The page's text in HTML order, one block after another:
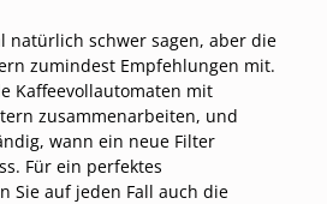
natürlich schwer sagen, aber die
zumindest Empfehlungen mit.
Kaffeevollautomaten mit
zusammenarbeiten, und
wann ein neue Filter
Für ein perfektes
Sie auf jeden Fall auch die